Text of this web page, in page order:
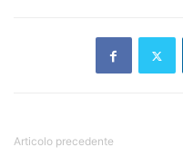
Articolo precedente